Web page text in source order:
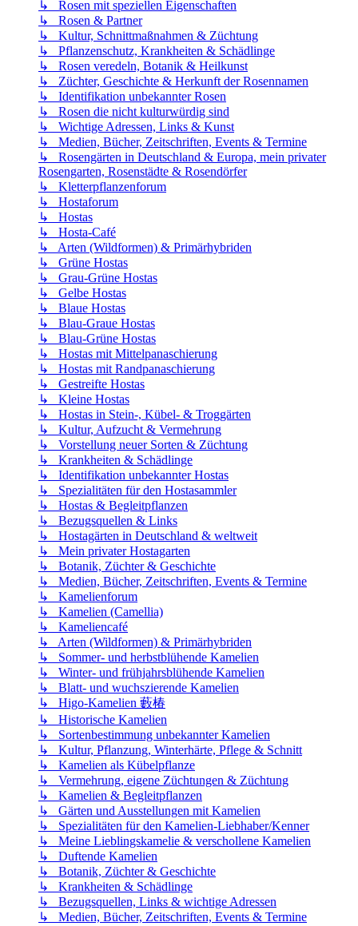
↳ Rosen mit speziellen Eigenschaften
↳ Rosen & Partner
↳ Kultur, Schnittmaßnahmen & Züchtung
↳ Pflanzenschutz, Krankheiten & Schädlinge
↳ Rosen veredeln, Botanik & Heilkunst
↳ Züchter, Geschichte & Herkunft der Rosennamen
↳ Identifikation unbekannter Rosen
↳ Rosen die nicht kulturwürdig sind
↳ Wichtige Adressen, Links & Kunst
↳ Medien, Bücher, Zeitschriften, Events & Termine
↳ Rosengärten in Deutschland & Europa, mein privater
Rosengarten, Rosenstädte & Rosendörfer
↳ Kletterpflanzenforum
↳ Hostaforum
↳ Hostas
↳ Hosta-Café
↳ Arten (Wildformen) & Primärhybriden
↳ Grüne Hostas
↳ Grau-Grüne Hostas
↳ Gelbe Hostas
↳ Blaue Hostas
↳ Blau-Graue Hostas
↳ Blau-Grüne Hostas
↳ Hostas mit Mittelpanaschierung
↳ Hostas mit Randpanaschierung
↳ Gestreifte Hostas
↳ Kleine Hostas
↳ Hostas in Stein-, Kübel- & Troggärten
↳ Kultur, Aufzucht & Vermehrung
↳ Vorstellung neuer Sorten & Züchtung
↳ Krankheiten & Schädlinge
↳ Identifikation unbekannter Hostas
↳ Spezialitäten für den Hostasammler
↳ Hostas & Begleitpflanzen
↳ Bezugsquellen & Links
↳ Hostagärten in Deutschland & weltweit
↳ Mein privater Hostagarten
↳ Botanik, Züchter & Geschichte
↳ Medien, Bücher, Zeitschriften, Events & Termine
↳ Kamelienforum
↳ Kamelien (Camellia)
↳ Kameliencafé
↳ Arten (Wildformen) & Primärhybriden
↳ Sommer- und herbstblühende Kamelien
↳ Winter- und frühjahrsblühende Kamelien
↳ Blatt- und wuchszierende Kamelien
↳ Higo-Kamelien 藪椿
↳ Historische Kamelien
↳ Sortenbestimmung unbekannter Kamelien
↳ Kultur, Pflanzung, Winterhärte, Pflege & Schnitt
↳ Kamelien als Kübelpflanze
↳ Vermehrung, eigene Züchtungen & Züchtung
↳ Kamelien & Begleitpflanzen
↳ Gärten und Ausstellungen mit Kamelien
↳ Spezialitäten für den Kamelien-Liebhaber/Kenner
↳ Meine Lieblingskamelie & verschollene Kamelien
↳ Duftende Kamelien
↳ Botanik, Züchter & Geschichte
↳ Krankheiten & Schädlinge
↳ Bezugsquellen, Links & wichtige Adressen
↳ Medien, Bücher, Zeitschriften, Events & Termine